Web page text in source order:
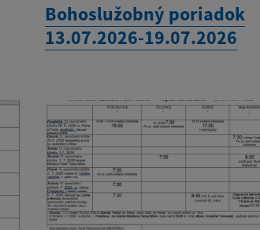
Bohoslužobný poriadok
13.07.2026-19.07.2026